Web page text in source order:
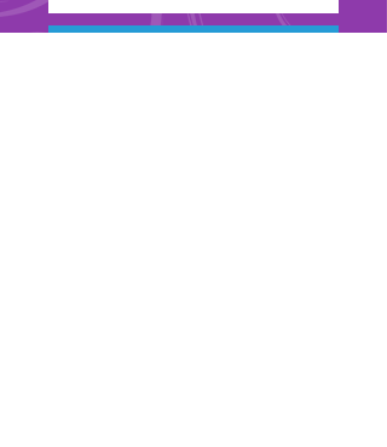
הירשמו עכשיו